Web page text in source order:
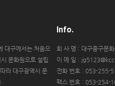
대구에서는 처음으
문화원으로 설립
라 대구광역시 문
Info.
회 사 명 : 대구중구문
이 메 일 :
전화 번호 : 053-255-
팩스 번호 : 053-254-